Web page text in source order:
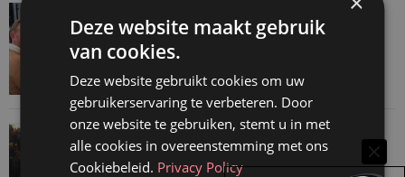
Martin Woodward: waarom geen enkel
advocatenkantoor hetzelfde kan blijven
4 augustus 2026
VAN ONZE KENNISPARTNERS
Waarom standaard carrièrepaden talent
Deze website maakt gebruik
van cookies.
Deze website gebruikt cookies om uw
gebruikerservaring te verbeteren. Door
onze website te gebruiken, stemt u in met
alle cookies in overeenstemming met ons
Cookiebeleid. Privacy Policy